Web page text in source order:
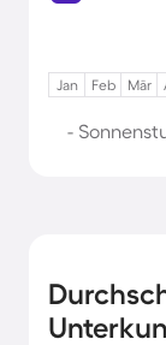
Jan Feb Mär
-